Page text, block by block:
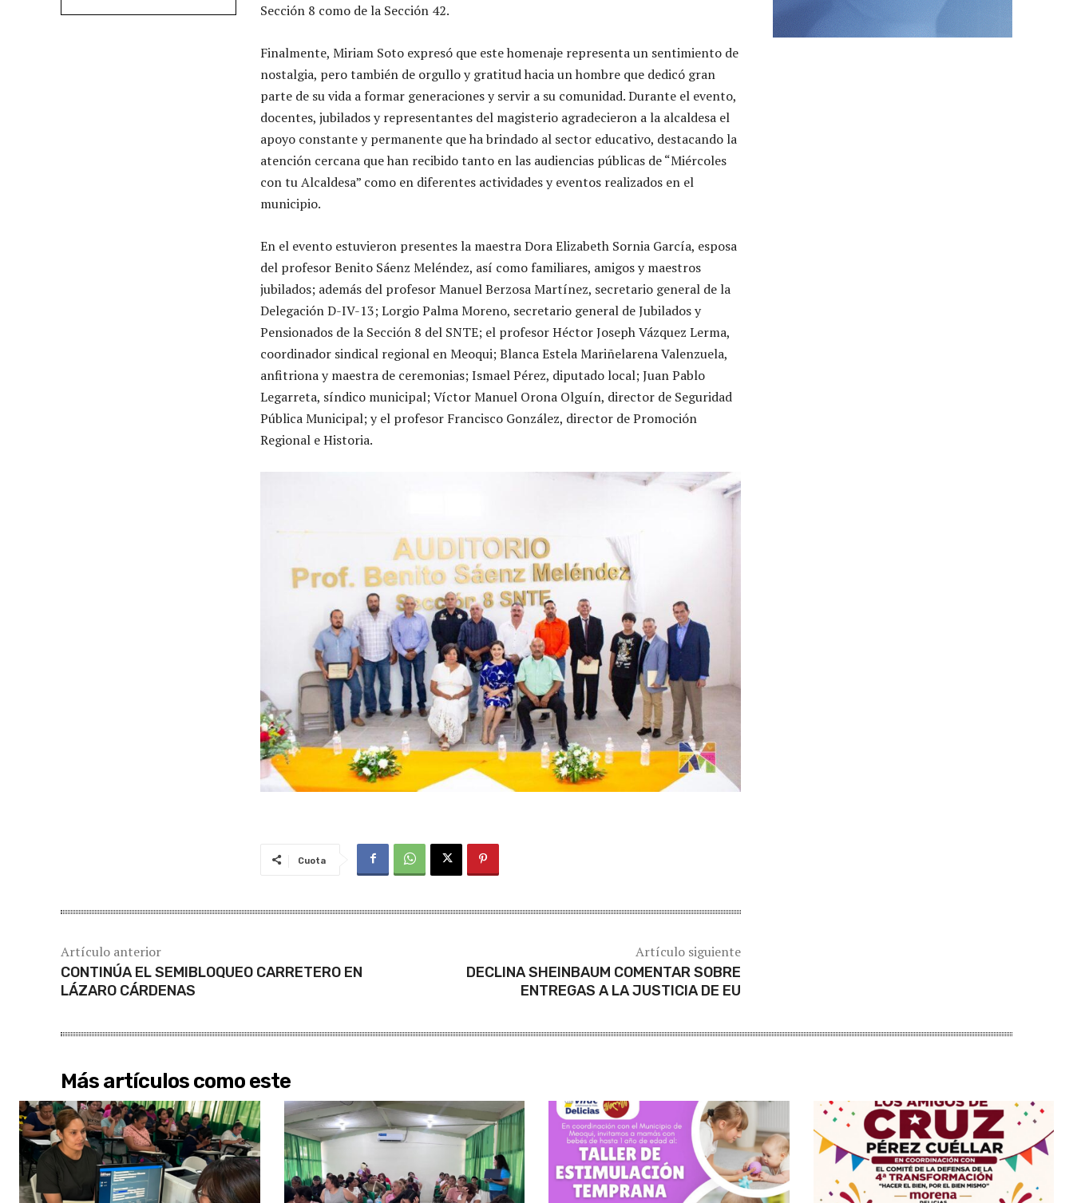
Sección 8 como de la Sección 42.
Finalmente, Miriam Soto expresó que este homenaje representa un sentimiento de
nostalgia, pero también de orgullo y gratitud hacia un hombre que dedicó gran
parte de su vida a formar generaciones y servir a su comunidad. Durante el evento,
docentes, jubilados y representantes del magisterio agradecieron a la alcaldesa el
apoyo constante y permanente que ha brindado al sector educativo, destacando la
atención cercana que han recibido tanto en las audiencias públicas de “Miércoles
con tu Alcaldesa” como en diferentes actividades y eventos realizados en el
municipio.
En el evento estuvieron presentes la maestra Dora Elizabeth Sornia García, esposa
del profesor Benito Sáenz Meléndez, así como familiares, amigos y maestros
jubilados; además del profesor Manuel Berzosa Martínez, secretario general de la
Delegación D-IV-13; Lorgio Palma Moreno, secretario general de Jubilados y
Pensionados de la Sección 8 del SNTE; el profesor Héctor Joseph Vázquez Lerma,
coordinador sindical regional en Meoqui; Blanca Estela Mariñelarena Valenzuela,
anfitriona y maestra de ceremonias; Ismael Pérez, diputado local; Juan Pablo
Legarreta, síndico municipal; Víctor Manuel Orona Olguín, director de Seguridad
Pública Municipal; y el profesor Francisco González, director de Promoción
Regional e Historia.
Cuota
Artículo anterior
CONTINÚA EL SEMIBLOQUEO CARRETERO EN
LÁZARO CÁRDENAS
Artículo siguiente
DECLINA SHEINBAUM COMENTAR SOBRE
ENTREGAS A LA JUSTICIA DE EU
Más artículos como este